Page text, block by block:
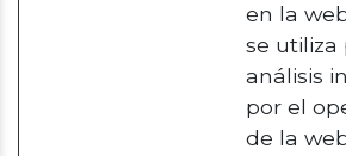
en la
se utiliza
análisis
por el
de la